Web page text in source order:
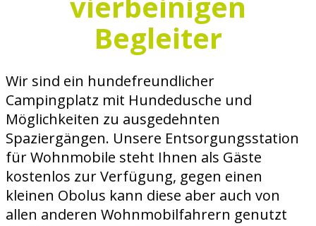
Begleiter
Wir sind ein hundefreundlicher
Campingplatz mit Hundedusche und
Möglichkeiten zu ausgedehnten
Spaziergängen. Unsere Entsorgungsstation
für Wohnmobile steht Ihnen als Gäste
kostenlos zur Verfügung, gegen einen
kleinen Obolus kann diese aber auch von
allen anderen Wohnmobilfahrern genutzt